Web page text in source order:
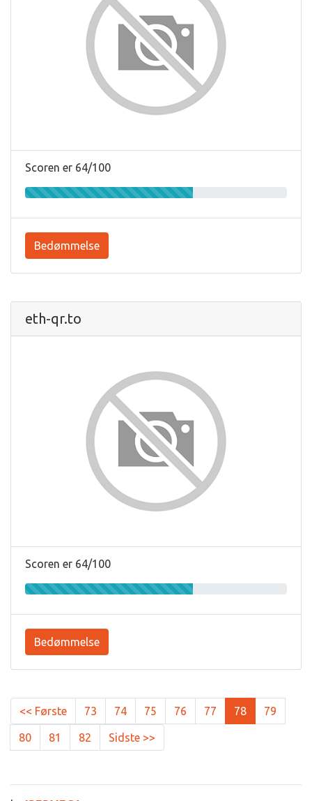
Scoren er 64/100
Bedømmelse
eth-qr.to
Scoren er 64/100
Bedømmelse
<< Første 73 74 75 76 77 78 79
80 81 82 Sidste >>